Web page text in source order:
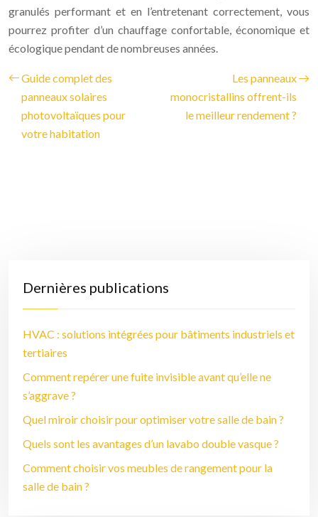
granulés performant et en l’entretenant correctement, vous
pourrez profiter d’un chauffage confortable, économique et
écologique pendant de nombreuses années.
Guide complet des
panneaux solaires
photovoltaïques pour
votre habitation
Les panneaux
monocristallins offrent-ils
le meilleur rendement ?
Dernières publications
HVAC : solutions intégrées pour bâtiments industriels et
tertiaires
Comment repérer une fuite invisible avant qu’elle ne
s’aggrave ?
Quel miroir choisir pour optimiser votre salle de bain ?
Quels sont les avantages d’un lavabo double vasque ?
Comment choisir vos meubles de rangement pour la
salle de bain ?